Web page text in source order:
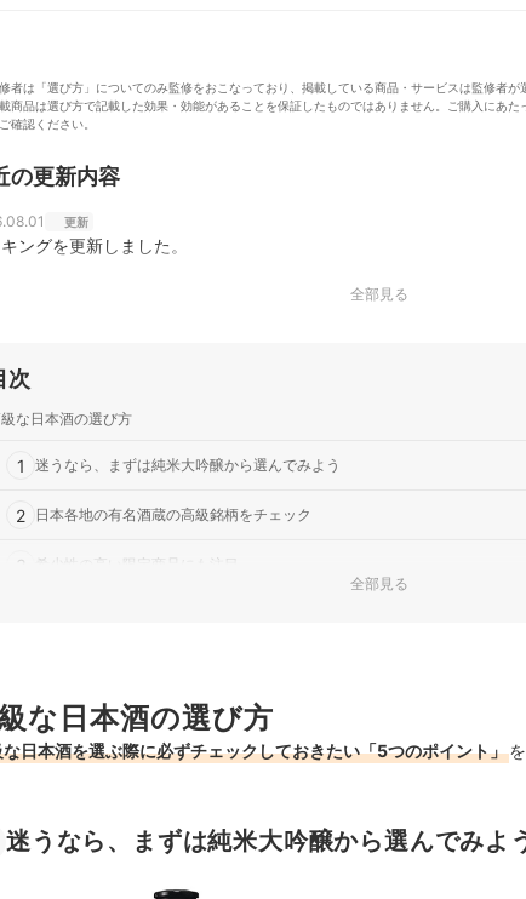
者は「選び方」についてのみ監修をおこなっており、掲載している商品・サービスは監修者が
商品は選び方で記載した効果・効能があることを保証したものではありません。ご購入にあ
確認ください。
の更新内容
更新
ングを更新しました。
全部見る
次
な日本酒の選び方
1 迷うなら、まずは純米大吟醸から選んでみよう
2 日本各地の有名酒蔵の高級銘柄をチェック
3 希少性の高い限定商品にも注目
な日本酒全37商品おすすめ人気ランキング
・辛口の味わいに注目して日本酒を選ぶのもおすすめ
全部見る
な日本酒の選び方
日本酒を選ぶ際に必ずチェックしておきたい「5つのポイント」
迷うなら、まずは純米大吟醸から選んでみよ